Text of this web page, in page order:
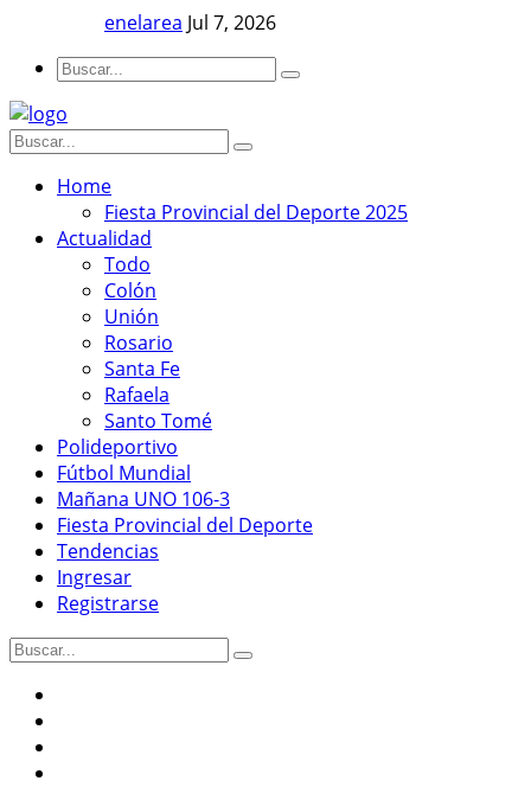
enelarea Jul 7, 2026
Home
Fiesta Provincial del Deporte 2025
Actualidad
Todo
Colón
Unión
Rosario
Santa Fe
Rafaela
Santo Tomé
Polideportivo
Fútbol Mundial
Mañana UNO 106-3
Fiesta Provincial del Deporte
Tendencias
Ingresar
Registrarse